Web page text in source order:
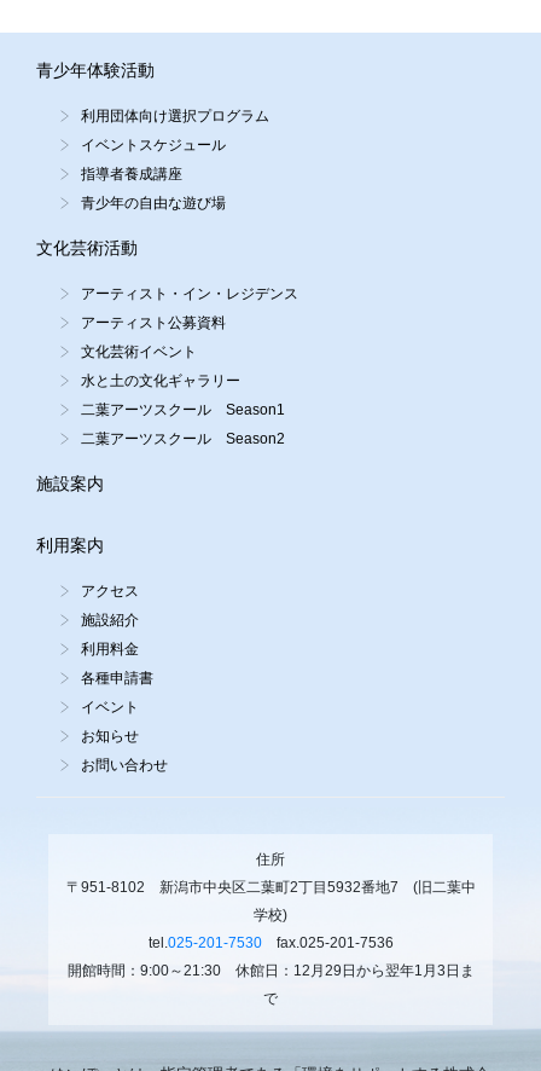
青少年体験活動
利用団体向け選択プログラム
イベントスケジュール
指導者養成講座
青少年の自由な遊び場
文化芸術活動
アーティスト・イン・レジデンス
アーティスト公募資料
文化芸術イベント
水と土の文化ギャラリー
二葉アーツスクール Season1
二葉アーツスクール Season2
施設案内
利用案内
アクセス
施設紹介
利用料金
各種申請書
イベント
お知らせ
お問い合わせ
住所
〒951-8102 新潟市中央区二葉町2丁目5932番地7 (旧二葉中
学校)
tel.025-201-7530fax.025-201-7536
開館時間：9:00～21:30 休館日：12月29日から翌年1月3日ま
で